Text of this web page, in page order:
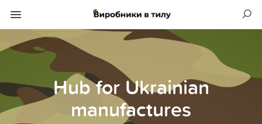
Hub for Ukrainian
manufactures